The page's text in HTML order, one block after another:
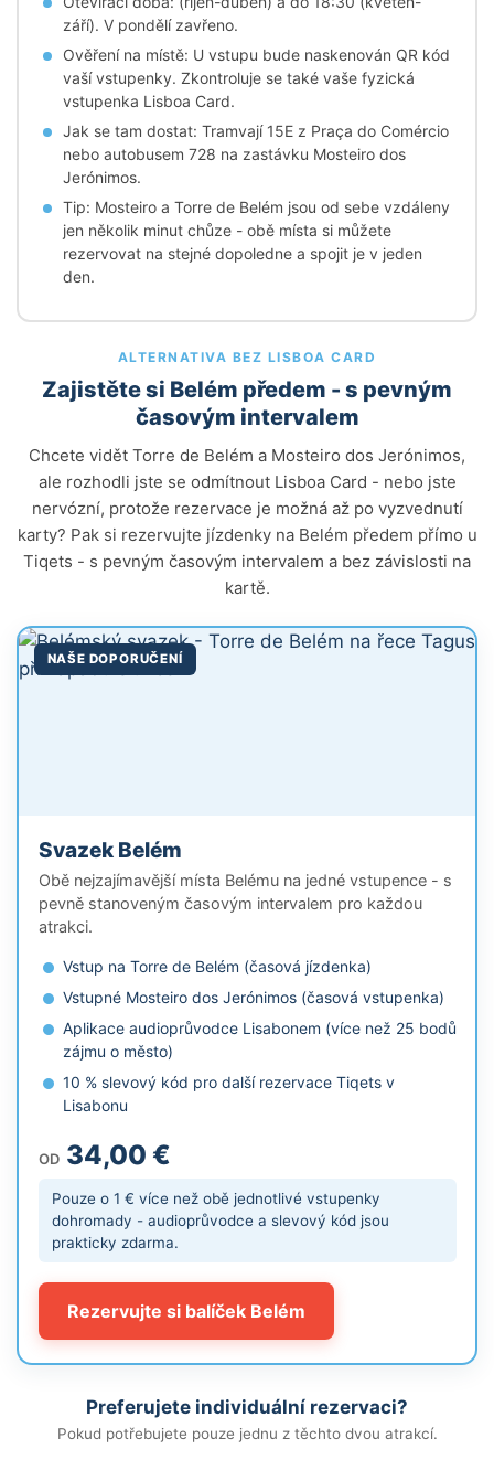
září). V pondělí zavřeno.
Ověření na místě: U vstupu bude naskenován QR kód
vaší vstupenky. Zkontroluje se také vaše fyzická
vstupenka Lisboa Card.
Jak se tam dostat: Tramvají 15E z Praça do Comércio
nebo autobusem 728 na zastávku Mosteiro dos
Jerónimos.
Tip: Mosteiro a Torre de Belém jsou od sebe vzdáleny
jen několik minut chůze - obě místa si můžete
rezervovat na stejné dopoledne a spojit je v jeden
den.
ALTERNATIVA BEZ LISBOA CARD
Zajistěte si Belém předem - s pevným
časovým intervalem
Chcete vidět Torre de Belém a Mosteiro dos Jerónimos,
ale rozhodli jste se odmítnout Lisboa Card - nebo jste
nervózní, protože rezervace je možná až po vyzvednutí
karty? Pak si rezervujte jízdenky na Belém předem přímo u
Tiqets - s pevným časovým intervalem a bez závislosti na
kartě.
NAŠE DOPORUČENÍ
Svazek Belém
Obě nejzajímavější místa Belému na jedné vstupence - s
pevně stanoveným časovým intervalem pro každou
atrakci.
Vstup na Torre de Belém (časová jízdenka)
Vstupné Mosteiro dos Jerónimos (časová vstupenka)
Aplikace audioprůvodce Lisabonem (více než 25 bodů
zájmu o město)
10 % slevový kód pro další rezervace Tiqets v
Lisabonu
OD 34,00 €
Pouze o 1 € více než obě jednotlivé vstupenky
dohromady - audioprůvodce a slevový kód jsou
prakticky zdarma.
Rezervujte si balíček Belém
Preferujete individuální rezervaci?
Pokud potřebujete pouze jednu z těchto dvou atrakcí.